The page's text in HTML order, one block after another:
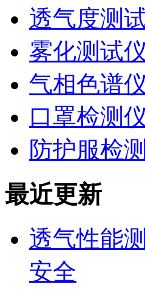
透气度测
雾化测试仪
气相色谱仪
口罩检测
防护服检
最近更新
透气性能
安全